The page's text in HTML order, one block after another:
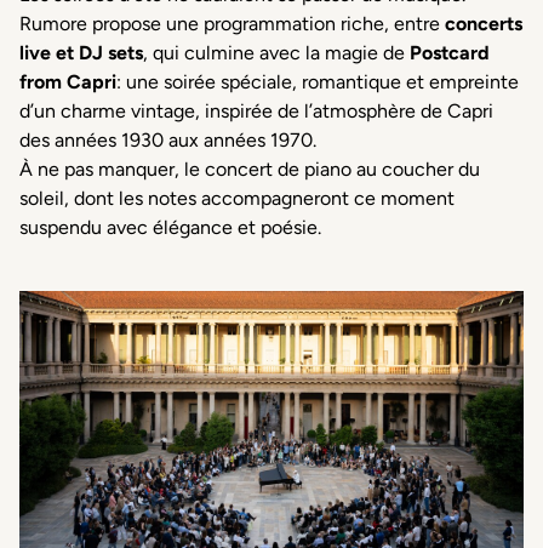
Rumore propose une programmation riche, entre concerts
live et DJ sets, qui culmine avec la magie de Postcard
from Capri: une soirée spéciale, romantique et empreinte
d’un charme vintage, inspirée de l’atmosphère de Capri
des années 1930 aux années 1970.
À ne pas manquer, le concert de piano au coucher du
soleil, dont les notes accompagneront ce moment
suspendu avec élégance et poésie.